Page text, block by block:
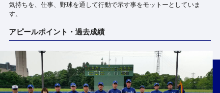
気持ちを、仕事、野球を通して行動で示す事をモットーとしていま
す。
アピールポイント・過去成績